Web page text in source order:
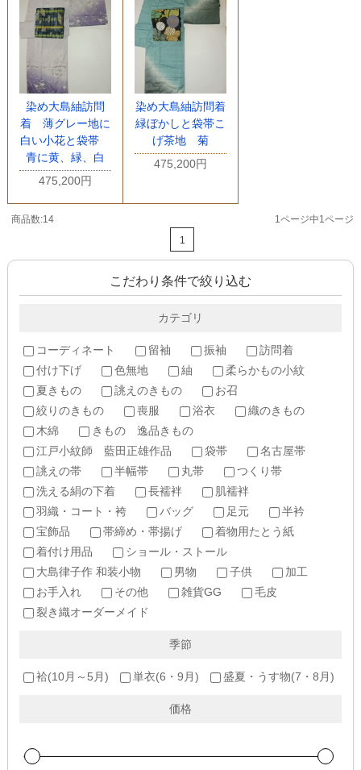
染め大島紬訪問
着 薄グレー地に
白い小花と袋帯
青に黄、緑、白
475,200円
染め大島紬訪問着
緑ぼかしと袋帯こ
げ茶地 菊
475,200円
商品数:14
1ページ中1ページ
1
こだわり条件で絞り込む
カテゴリ
コーディネート 留袖 振袖
訪問着
付け下げ
色無地 紬
柔らかもの小紋
夏きもの
誂えのきもの
お召
絞りのきもの
喪服 浴衣
織のきもの
木綿
きもの 逸品きもの
江戸小紋師 藍田正雄作品
袋帯
名古屋帯
誂えの帯
半幅帯 丸帯
つくり帯
洗える絹の下着
長襦袢
肌襦袢
羽織・コート・袴
バッグ 足元
半衿
宝飾品
帯締め・帯揚げ
着物用たとう紙
着付け用品
ショール・ストール
大島律子作 和装小物
男物 子供
加工
お手入れ
その他 雑貨GG
毛皮
裂き織オーダーメイド
季節
袷(10月～5月) 単衣(6・9月) 盛夏・うす物(7・8月)
価格